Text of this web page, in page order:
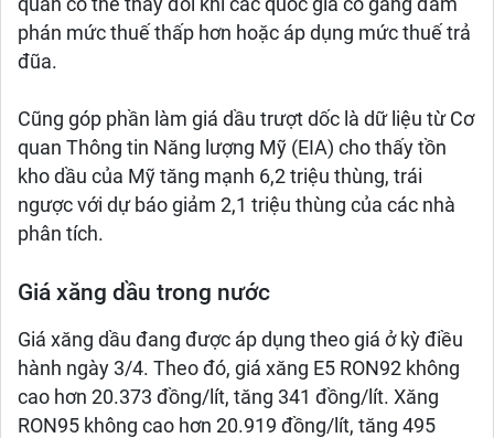
quan có thể thay đổi khi các quốc gia cố gắng đàm
phán mức thuế thấp hơn hoặc áp dụng mức thuế trả
đũa.
Cũng góp phần làm giá dầu trượt dốc là dữ liệu từ Cơ
quan Thông tin Năng lượng Mỹ (EIA) cho thấy tồn
kho dầu của Mỹ tăng mạnh 6,2 triệu thùng, trái
ngược với dự báo giảm 2,1 triệu thùng của các nhà
phân tích.
Giá xăng dầu trong nước
Giá xăng dầu đang được áp dụng theo giá ở kỳ điều
hành ngày 3/4. Theo đó, giá xăng E5 RON92 không
cao hơn 20.373 đồng/lít, tăng 341 đồng/lít. Xăng
RON95 không cao hơn 20.919 đồng/lít, tăng 495